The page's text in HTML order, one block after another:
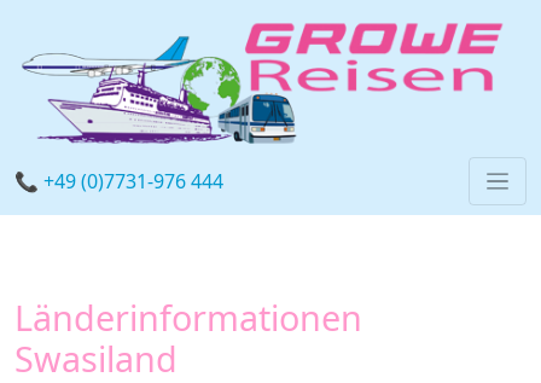
📞 +49 (0)7731-976 444
Länderinformationen
Swasiland